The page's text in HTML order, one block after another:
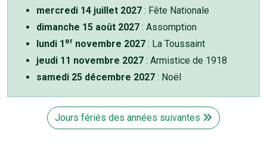
mercredi 14 juillet 2027 : Fête Nationale
dimanche 15 août 2027 : Assomption
lundi 1 er novembre 2027 : La Toussaint
jeudi 11 novembre 2027 : Armistice de 1918
samedi 25 décembre 2027 : Noël
Jours fériés des années suivantes